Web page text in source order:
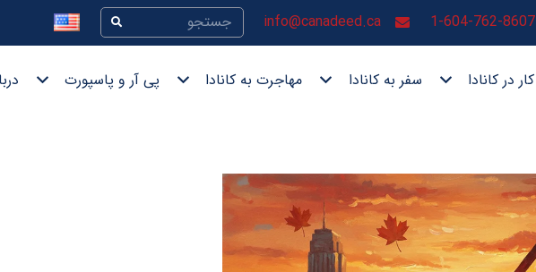
1-604-762-8607
info@canadeed.ca
کار در کانادا سفر به کانادا مهاجرت به کانادا پی آر و پاسپورت